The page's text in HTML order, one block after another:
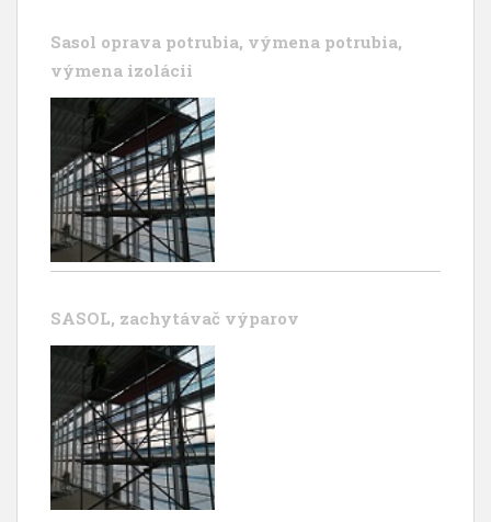
Sasol oprava potrubia, výmena potrubia,
výmena izolácii
SASOL, zachytávač výparov